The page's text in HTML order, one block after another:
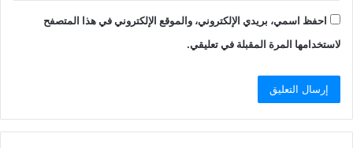
احفظ اسمي، بريدي الإلكتروني، والموقع الإلكتروني في هذا المتصفح
لاستخدامها المرة المقبلة في تعليقي.